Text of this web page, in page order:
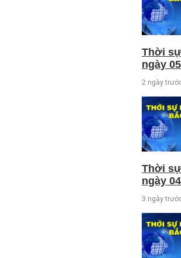
Thời
ngày
2 ngày
Thời
ngày
3 ngày